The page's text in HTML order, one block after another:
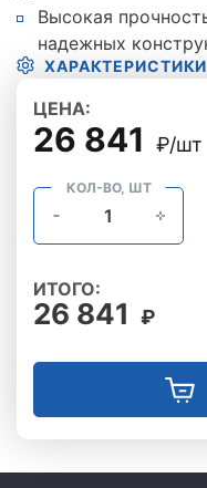
Высокая
надежных
ХАРАКТЕРИСТИКИ
ЦЕНА:
26 841 ₽/шт
КОЛ-ВО, ШТ
ИТОГО:
26 841 ₽